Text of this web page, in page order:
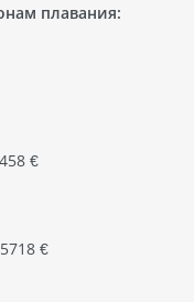
плавания:
€
€